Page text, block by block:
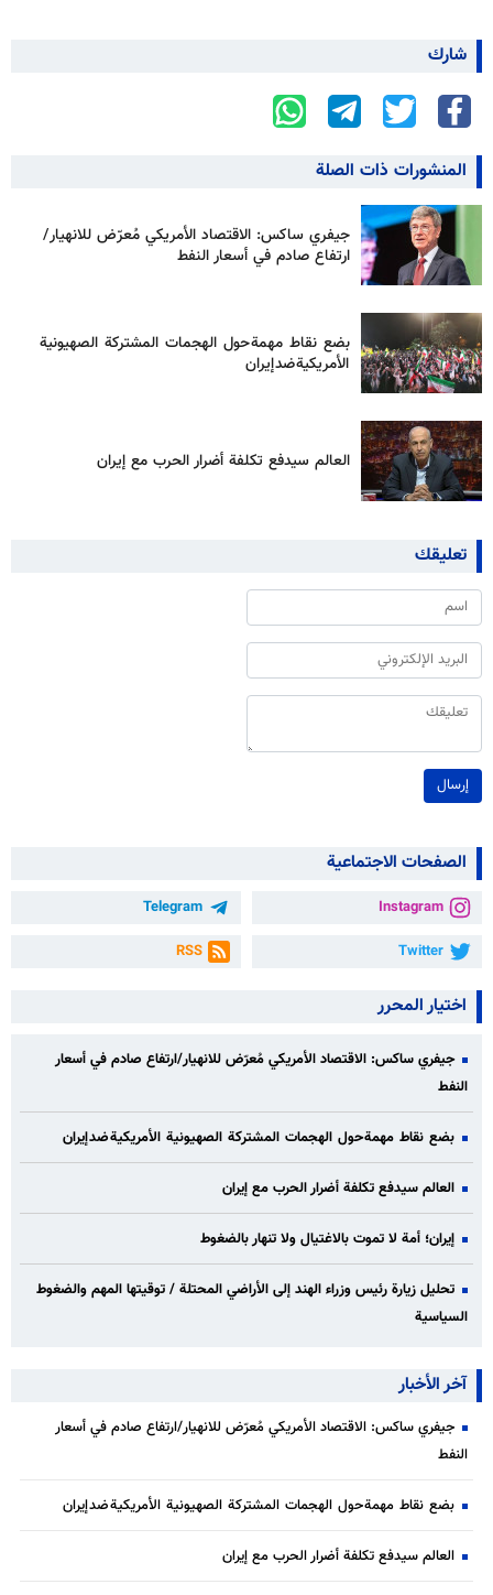
شارك
المنشورات ذات الصلة
جيفري ساكس: الاقتصاد الأمريكي مُعرّض للانهيار/
ارتفاع صادم في أسعار النفط
بضع نقاط مهمة حول الهجمات المشتركة الصهيونية
الأمريكية ضد إيران
العالم سيدفع تكلفة أضرار الحرب مع إيران
تعليقك
إرسال
الصفحات الاجتماعية
Instagram
Telegram
Twitter
RSS
اختيار المحرر
جيفري ساكس: الاقتصاد الأمريكي مُعرّض للانهيار/ارتفاع صادم في أسعار
النفط
بضع نقاط مهمة حول الهجمات المشتركة الصهيونية الأمريكية ضد إيران
العالم سيدفع تكلفة أضرار الحرب مع إيران
إيران؛ أمة لا تموت بالاغتيال ولا تنهار بالضغوط
تحليل زيارة رئيس وزراء الهند إلى الأراضي المحتلة / توقيتها المهم والضغوط
السياسية
آخر الأخبار
جيفري ساكس: الاقتصاد الأمريكي مُعرّض للانهيار/ارتفاع صادم في أسعار
النفط
بضع نقاط مهمة حول الهجمات المشتركة الصهيونية الأمريكية ضد إيران
العالم سيدفع تكلفة أضرار الحرب مع إيران